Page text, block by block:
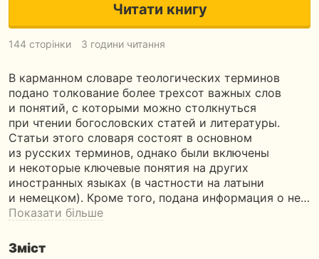
Читати книгу
144 сторінки 3 години читання
В карманном словаре теологических терминов
подано толкование более трехсот важных слов
и понятий, с которыми можно столкнуться
при чтении богословских статей и литературы.
Статьи этого словаря состоят в основном
из русских терминов, однако были включены
и некоторые ключевые понятия на других
иностранных языках (в частности на латыни
и немецком). Кроме того, подана информация о не…
Показати більше
Зміст